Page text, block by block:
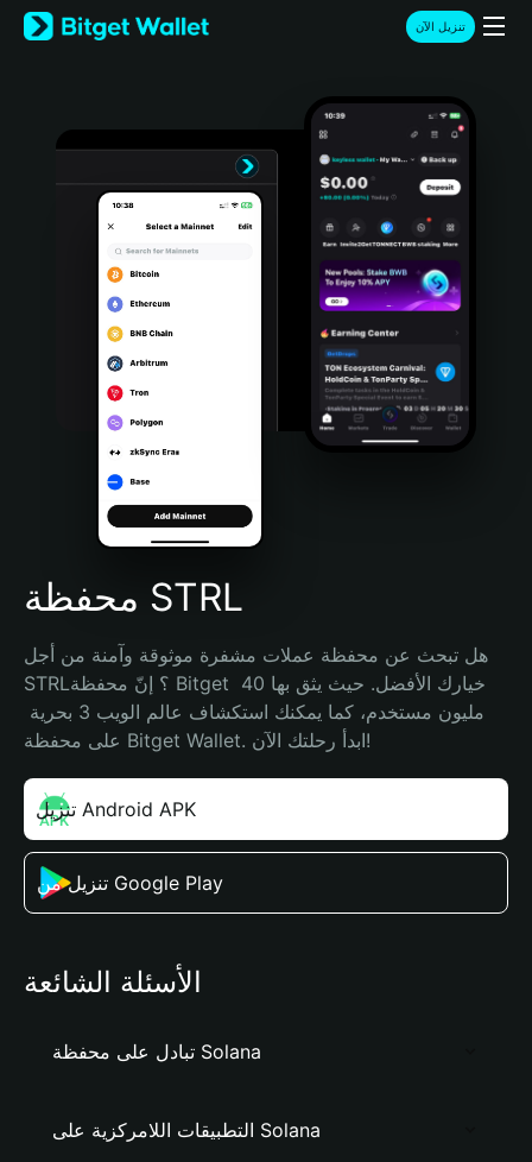
English
日本語
Türkçe
Português (Portugal)
Bahasa Indonesia
Português (Brasil)
Español (Argentina)
تنزيل الآن
محفظة STRL
هل تبحث عن محفظة عملات مشفرة موثوقة وآمنة من أجل
STRL؟ إنّ محفظة Bitget خيارك الأفضل. حيث يثق بها 40
على محفظة Bitget Wallet. ابدأ رحلتك الآن!
تنزيل Android APK
تنزيل من Google Play
الأسئلة الشائعة
تبادل على محفظة Solana
التطبيقات اللامركزية على Solana